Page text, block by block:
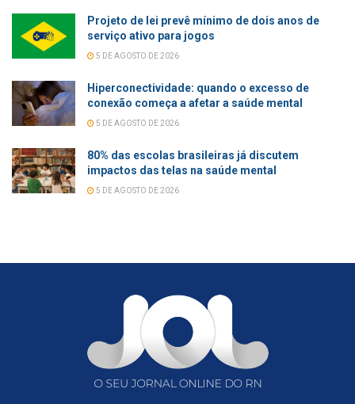
Projeto de lei prevê mínimo de dois anos de
serviço ativo para jogos
5 DE AGOSTO DE 2026
Hiperconectividade: quando o excesso de
conexão começa a afetar a saúde mental
5 DE AGOSTO DE 2026
80% das escolas brasileiras já discutem
impactos das telas na saúde mental
5 DE AGOSTO DE 2026